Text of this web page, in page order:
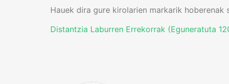
Hauek dira gure kirolarien markarik
Distantzia Laburren Errekorrak (Eguneratuta